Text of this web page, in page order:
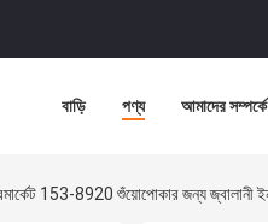
বাড়ি পণ্য আমাদের সম্পর্কে
153-8920 শুঁয়োপোকার জন্য জ্বালানী